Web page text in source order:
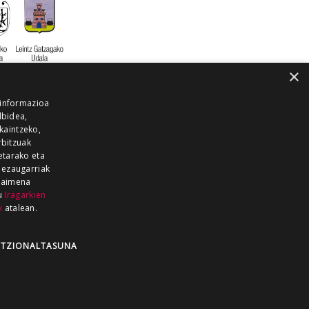
GUKA
GUKA ZUMAIA GUKA
×
eta
Iragarkien
atalean.